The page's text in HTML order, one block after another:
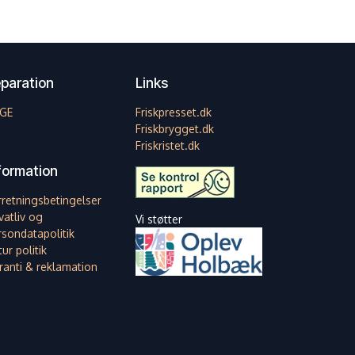
og
politik
& reklamation
Links
Friskpresset.dk
Friskbrygget.dk
Friskristet.dk
Vi støtter